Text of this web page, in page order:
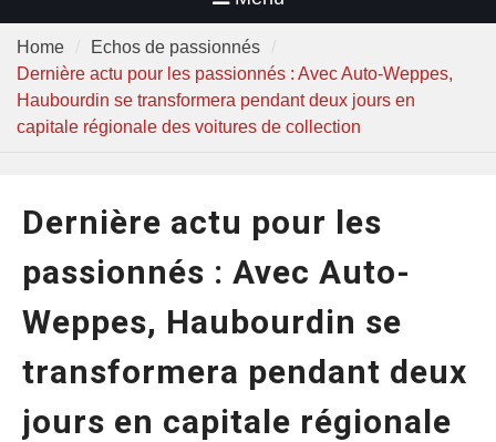
Home
Echos de passionnés
Dernière actu pour les passionnés : Avec Auto-Weppes,
Haubourdin se transformera pendant deux jours en
capitale régionale des voitures de collection
Dernière actu pour les
passionnés : Avec Auto-
Weppes, Haubourdin se
transformera pendant deux
jours en capitale régionale